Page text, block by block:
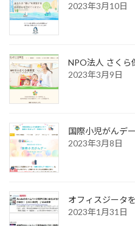
2023年3月10日
NPO法人 さくら
2023年3月9日
国際小児がんデ
2023年3月8日
オフィスジータ
2023年1月31日